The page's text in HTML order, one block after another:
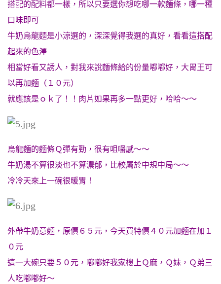
搭配的配料都一樣，所以只要選你想吃哪一款麵條，哪一種
口味即可
牛奶烏龍麵是小涼選的，深深覺得我選的真好，看看這搭配
起來的色澤
相當好看又誘人，對我來說麵條給的份量嘟嘟好，大胃王可
以再加麵（１０元）
就應該是ｏｋ了！！肉片如果再多一點更好，哈哈～～
烏龍麵的麵條Ｑ彈有勁，很有咀嚼感～～
牛奶湯不算很淡也不算濃郁，比較屬於中規中局～～
冷冷天來上一碗很暖胃！
外帶牛奶意麵，原價６５元，今天買特價４０元加麵在加１
０元
這一大碗只要５０元，嘟嘟好我家樓上Ｑ麻，Ｑ妹，Ｑ弟三
人吃嘟嘟好～